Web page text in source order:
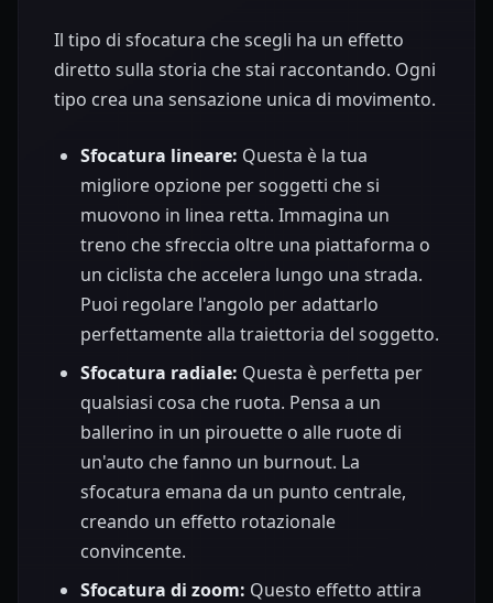
Il tipo di sfocatura che scegli ha un effetto
diretto sulla storia che stai raccontando. Ogni
tipo crea una sensazione unica di movimento.
Sfocatura lineare: Questa è la tua
migliore opzione per soggetti che si
muovono in linea retta. Immagina un
treno che sfreccia oltre una piattaforma o
un ciclista che accelera lungo una strada.
Puoi regolare l'angolo per adattarlo
perfettamente alla traiettoria del soggetto.
Sfocatura radiale: Questa è perfetta per
qualsiasi cosa che ruota. Pensa a un
ballerino in un pirouette o alle ruote di
un'auto che fanno un burnout. La
sfocatura emana da un punto centrale,
creando un effetto rotazionale
convincente.
Sfocatura di zoom: Questo effetto attira